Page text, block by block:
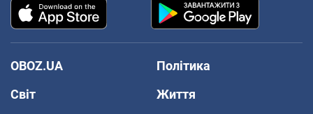
OBOZ.UA
Політика
Світ
Життя